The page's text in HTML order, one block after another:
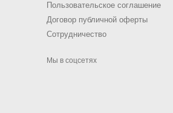
Пользовательское соглашение
Договор публичной оферты
Сотрудничество
Мы в соцсетях